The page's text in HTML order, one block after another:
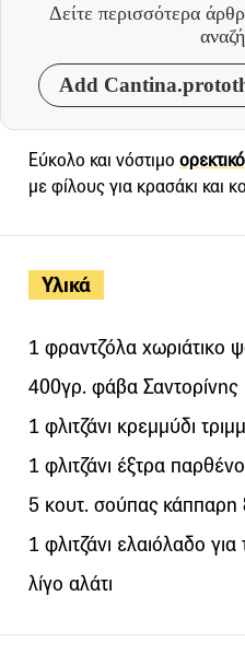
Δείτε περισσότερα
Add
Υλικά
1 φραντζόλα χωριάτικο
400γρ. φάβα Σαντορίνης
1 φλιτζάνι κρεμμύδι
1 φλιτζάνι έξτρα
5 κουτ. σούπας κάππαρη
1 φλιτζάνι ελαιόλαδο
λίγο αλάτι
Εύκολο και νόστιμο ορεκτικό
με φίλους για κρασάκι και